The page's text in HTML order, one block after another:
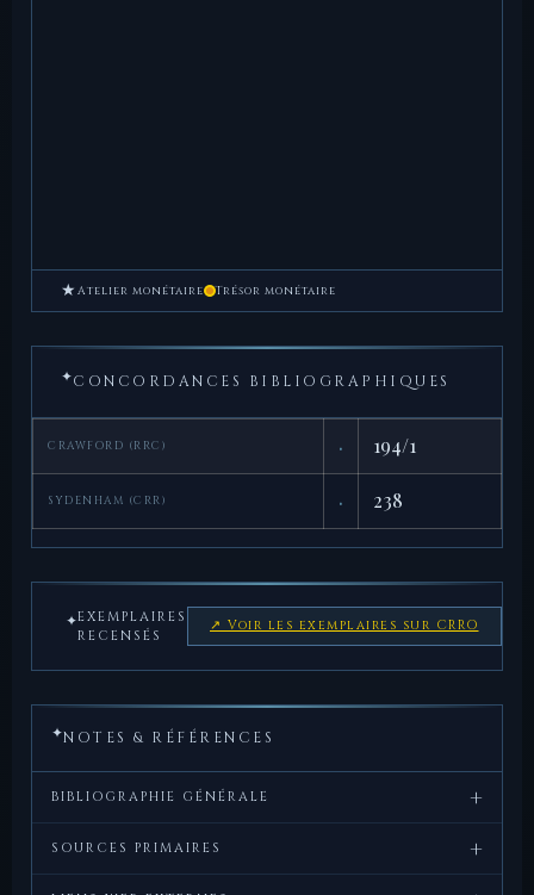
★ Atelier monétaire Trésor monétaire
✦CONCORDANCES BIBLIOGRAPHIQUES
CRAWFORD (RRC) · 194/1
SYDENHAM (CRR) · 238
✦EXEMPLAIRES
RECENSÉS
↗ Voir les exemplaires sur CRRO
✦NOTES & RÉFÉRENCES
BIBLIOGRAPHIE GÉNÉRALE +
Crawford,
M.H.,
Roman
Republican
University Press, 1974.
SOURCES PRIMAIRES +